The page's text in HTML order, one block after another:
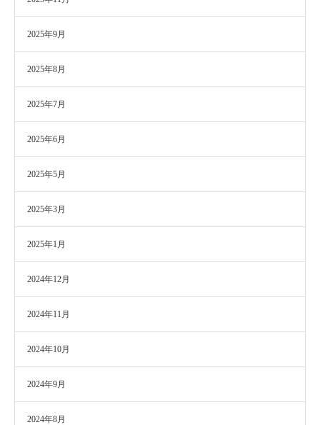
2025年9月
2025年8月
2025年7月
2025年6月
2025年5月
2025年3月
2025年1月
2024年12月
2024年11月
2024年10月
2024年9月
2024年8月